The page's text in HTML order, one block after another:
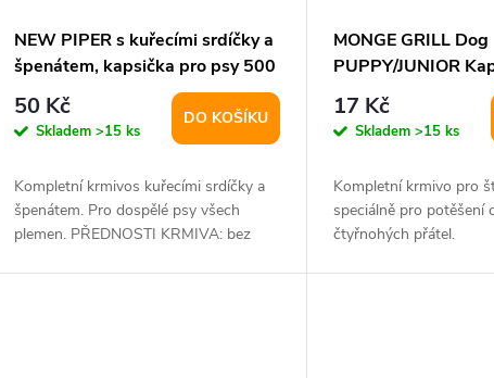
NEW PIPER s kuřecími srdíčky a
špenátem, kapsička pro psy 500
g
50 Kč
Skladem >15 ks
DO KOŠÍKU
Kompletní krmivos kuřecími srdíčky a
špenátem. Pro dospělé psy všech
plemen. PŘEDNOSTI KRMIVA: bez
MONGE GRILL Dog
PUPPY/JUNIOR
kuře/krůta 100g
17 Kč
Skladem >15 ks
Kompletní krmivo pro
speciálně pro potěšení
čtyřnohých přátel.